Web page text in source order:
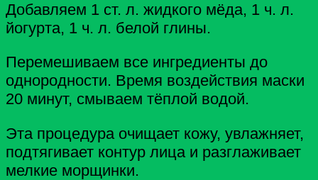
Добавляем 1 ст. л. жидкого мёда, 1 ч. л.
йогурта, 1 ч. л. белой глины.
Перемешиваем все ингредиенты до
однородности. Время воздействия маски
20 минут, смываем тёплой водой.
Эта процедура очищает кожу, увлажняет,
подтягивает контур лица и разглаживает
мелкие морщинки.